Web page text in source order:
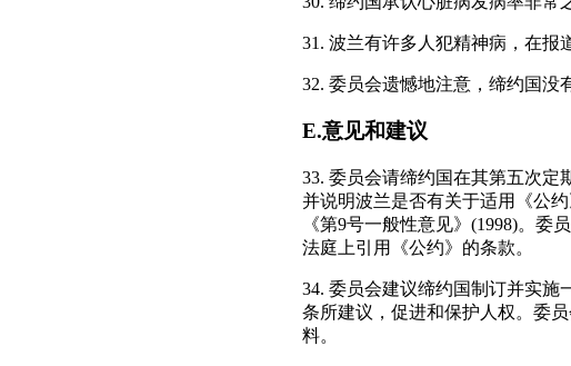
31. 波兰有许多人犯精神病，在报
32. 委员会遗憾地注意，缔约国没
E.意见和建议
33. 委员会请缔约国在其第五次定
并说明波兰是否有关于适用《公
《第9号一般性意见》(1998)。
法庭上引用《公约》的条款。
34. 委员会建议缔约国制订并实施
条所建议，促进和保护人权。委
料。